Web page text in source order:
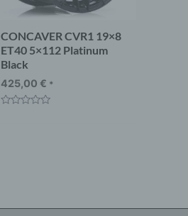
CONCAVER CVR1 19×8
ET40 5×112 Platinum
Black
425,00 € *